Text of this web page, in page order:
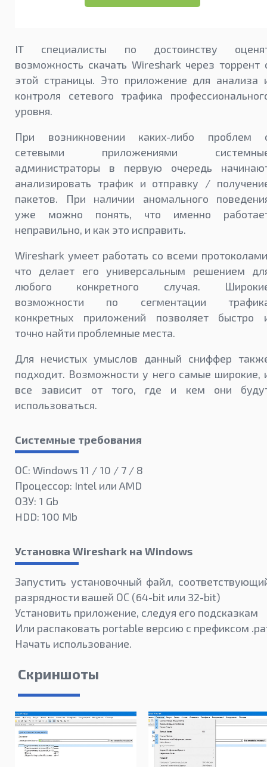
IT специалисты по достоинству
возможность скачать Wireshark через торрент
этой страницы. Это приложение для анализа
контроля сетевого трафика
уровня.
При возникновении каких-либо проблем
сетевыми приложениями
администраторы в первую очередь
анализировать трафик и отправку /
пакетов. При наличии аномального
уже можно понять, что именно
неправильно, и как это исправить.
Wireshark умеет работать со всеми
что делает его универсальным решением
любого конкретного случая.
возможности по сегментации
конкретных приложений позволяет быстро
точно найти проблемные места.
Для нечистых умыслов данный сниффер
подходит. Возможности у него самые широкие,
все зависит от того, где и кем они
использоваться.
Системные требования
ОС: Windows 11 / 10 / 7 / 8
Процессор: Intel или AMD
ОЗУ: 1 Gb
HDD: 100 Mb
Установка Wireshark на Windows
Запустить установочный файл,
разрядности вашей ОС (64-bit или 32-bit)
Установить приложение, следуя его подсказкам
Или распаковать portable версию с префиксом
Начать использование.
Скриншоты